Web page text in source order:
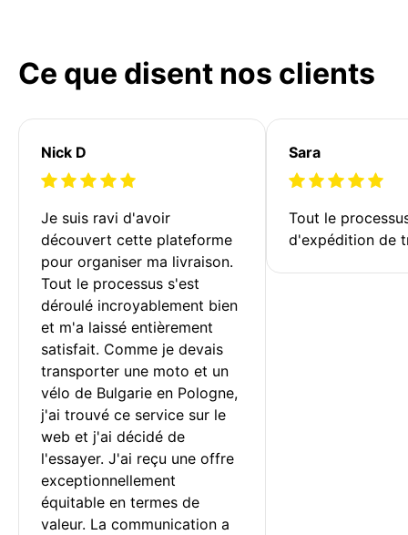
Ce que disent nos clients
Nick D
Je suis ravi d'avoir
découvert cette plateforme
pour organiser ma livraison.
Tout le processus s'est
déroulé incroyablement bien
et m'a laissé entièrement
satisfait. Comme je devais
transporter une moto et un
vélo de Bulgarie en Pologne,
j'ai trouvé ce service sur le
web et j'ai décidé de
l'essayer. J'ai reçu une offre
exceptionnellement
équitable en termes de
valeur. La communication a
Sara
Tout le
d'expédition de